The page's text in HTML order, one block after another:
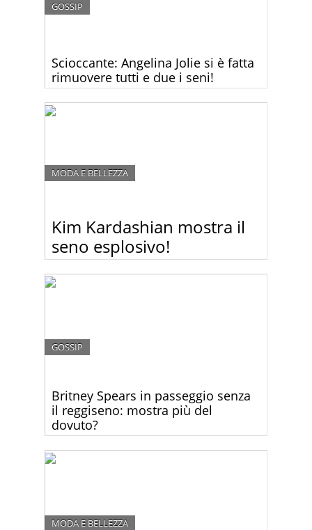
Scioccante: Angelina Jolie si è fatta
rimuovere tutti e due i seni!
GOSSIP
di essersi sottoposta a un intervento di
asportazione di tutti e due i seni per ridurre il forte
Kim Kardashian mostra il
seno esplosivo!
MODA E BELLEZZA
è ancora pronta a rinunciare di strizzarsi dentro
abiti che più stretti non si può! Sotto questa mini
Britney Spears in passeggio senza
il reggiseno: mostra più del
dovuto?
GOSSIP
Trawick, la single Britney Spears torna a stupirci…
questa volta mostrandoci la gran parte del seno.
MODA E BELLEZZA